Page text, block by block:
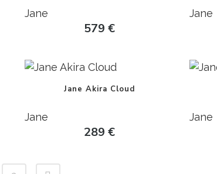
Jane
579€
Jane
Jane Akira Cloud
Jane
289€
Jane